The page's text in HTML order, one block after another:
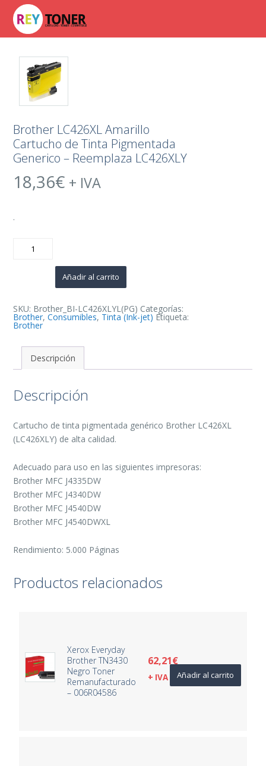
Brother LC426XL Amarillo
Cartucho de Tinta Pigmentada
Generico – Reemplaza LC426XLY
18,36€ + IVA
.
LC426XL
Pigmentada
-
Reemplaza
LC426XLY
Añadir al carrito
SKU: Brother_BI-LC426XLYL(PG) Categorías:
Brother,Consumibles, Tinta (Ink-jet) Etiqueta:
Brother
Descripción
Descripción
Cartucho de tinta pigmentada genérico Brother LC426XL
(LC426XLY) de alta calidad.
Adecuado para uso en las siguientes impresoras:
Brother MFC J4335DW
Brother MFC J4340DW
Brother MFC J4540DW
Brother MFC J4540DWXL
Rendimiento: 5.000 Páginas
Productos relacionados
Xerox Everyday
Brother TN3430
Negro Toner
Remanufacturado
– 006R04586
62,21€
+ IVA Añadir al carrito